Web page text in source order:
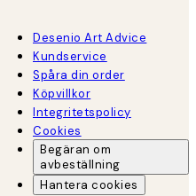
Desenio Art Advice
Kundservice
Spåra din order
Köpvillkor
Integritetspolicy
Cookies
Begäran om
avbeställning
Hantera cookies